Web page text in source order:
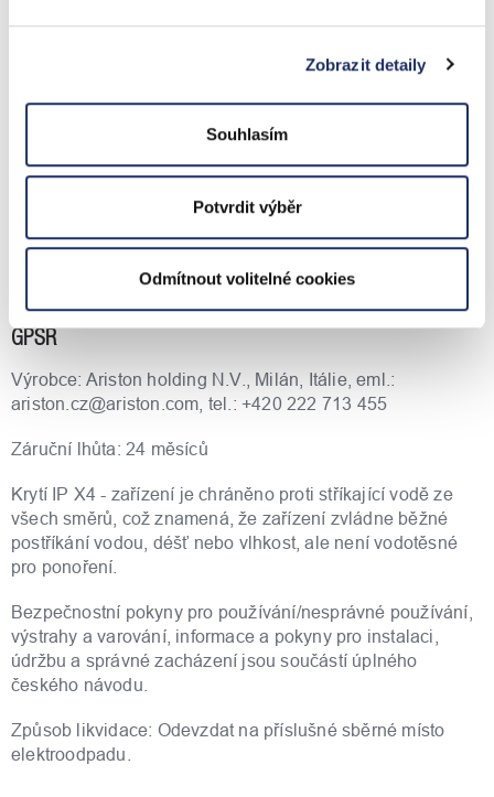
Zobrazit detaily
Souhlasím
Potvrdit výběr
Odmítnout volitelné cookies
Nízké ztráty energie díky kvalitní tepelné izolaci. Zvláště
(možnost přípojky nízkého tarifu). Ohřev je tepelným
čerpadlem. Módy Green a Boost.
Instalace a servis
Jednoduchá instalace a skryté hydraulické spoje.
V ceně zboží zakoupeného u nás je zahrnut recyklační
GPSR
Výrobce: Ariston holding N.V., Milán, Itálie, eml.:
ariston.cz@ariston.com, tel.: +420 222 713 455
Záruční lhůta: 24 měsíců
Krytí IP X4 - zařízení je chráněno proti stříkající vodě ze
všech směrů, což znamená, že zařízení zvládne běžné
postříkání vodou, déšť nebo vlhkost, ale není vodotěsné
pro ponoření.
Bezpečnostní pokyny pro používání/nesprávné používání,
výstrahy a varování, informace a pokyny pro instalaci,
údržbu a správné zacházení jsou součástí úplného
českého návodu.
Způsob likvidace: Odevzdat na příslušné sběrné místo
elektroodpadu.